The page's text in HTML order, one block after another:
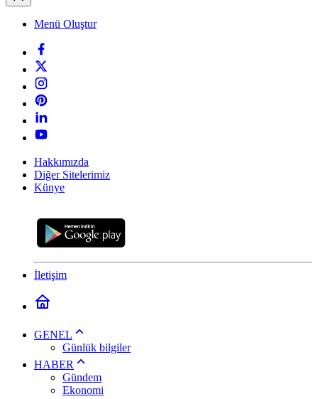
Menü Oluştur
Hakkımızda
Diğer Sitelerimiz
Künye
İletişim
GENEL
Günlük bilgiler
HABER
Gündem
Ekonomi